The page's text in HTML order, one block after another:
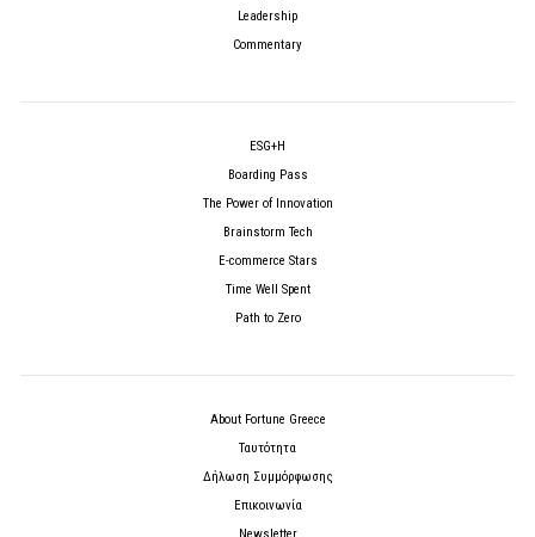
Leadership
Commentary
ESG+H
Boarding Pass
The Power of Innovation
Brainstorm Tech
E-commerce Stars
Time Well Spent
Path to Zero
About Fortune Greece
Ταυτότητα
Δήλωση Συμμόρφωσης
Επικοινωνία